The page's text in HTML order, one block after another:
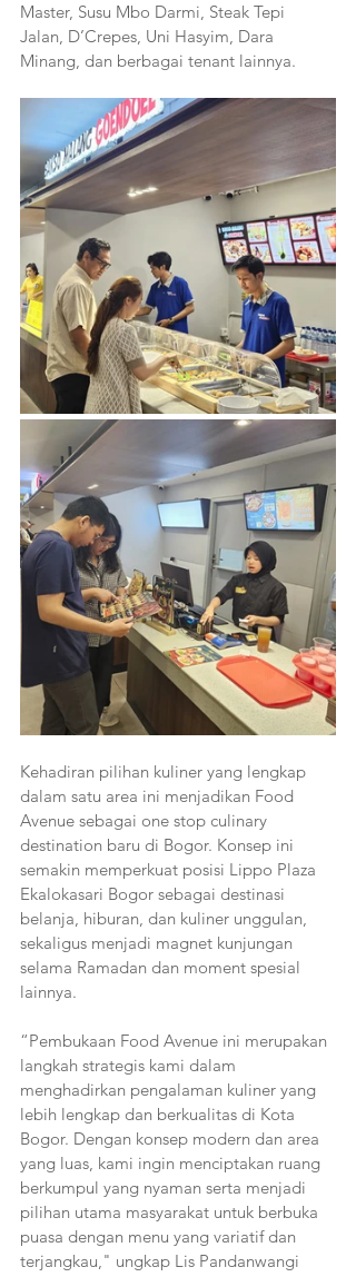
Master, Susu Mbo Darmi, Steak Tepi
Jalan, D’Crepes, Uni Hasyim, Dara
Minang, dan berbagai tenant lainnya.
Kehadiran pilihan kuliner yang lengkap
dalam satu area ini menjadikan Food
Avenue sebagai one stop culinary
destination baru di Bogor. Konsep ini
semakin memperkuat posisi Lippo Plaza
Ekalokasari Bogor sebagai destinasi
belanja, hiburan, dan kuliner unggulan,
sekaligus menjadi magnet kunjungan
selama Ramadan dan moment spesial
lainnya.
“Pembukaan Food Avenue ini merupakan
langkah strategis kami dalam
menghadirkan pengalaman kuliner yang
lebih lengkap dan berkualitas di Kota
Bogor. Dengan konsep modern dan area
yang luas, kami ingin menciptakan ruang
berkumpul yang nyaman serta menjadi
pilihan utama masyarakat untuk berbuka
puasa dengan menu yang variatif dan
terjangkau," ungkap Lis Pandanwangi